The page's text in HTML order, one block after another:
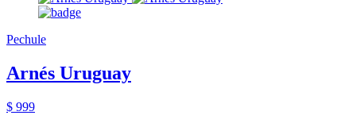
Pechule
Arnés Uruguay
$ 999